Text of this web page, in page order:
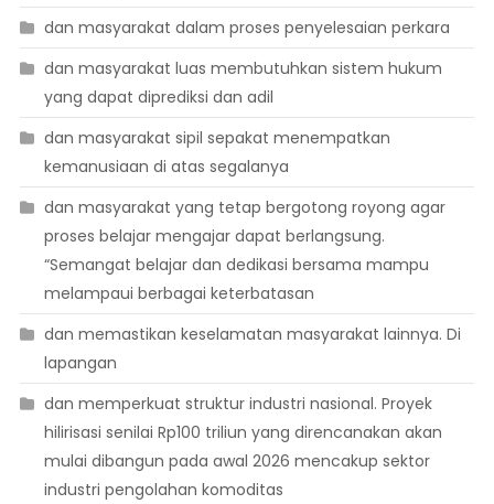
dan masyarakat dalam proses penyelesaian perkara
dan masyarakat luas membutuhkan sistem hukum
yang dapat diprediksi dan adil
dan masyarakat sipil sepakat menempatkan
kemanusiaan di atas segalanya
dan masyarakat yang tetap bergotong royong agar
proses belajar mengajar dapat berlangsung.
“Semangat belajar dan dedikasi bersama mampu
melampaui berbagai keterbatasan
dan memastikan keselamatan masyarakat lainnya. Di
lapangan
dan memperkuat struktur industri nasional. Proyek
hilirisasi senilai Rp100 triliun yang direncanakan akan
mulai dibangun pada awal 2026 mencakup sektor
industri pengolahan komoditas